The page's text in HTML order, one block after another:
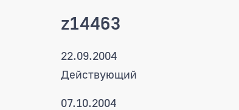
z14463
22.09.2004
Действующий
07.10.2004